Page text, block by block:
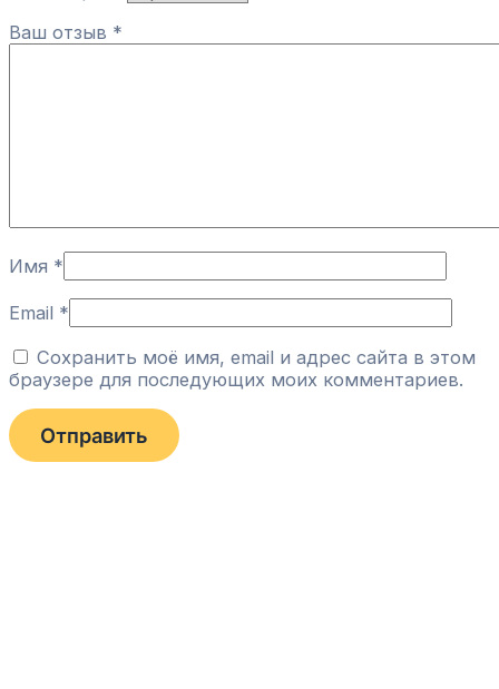
Ваш отзыв *
Имя *
Email *
Сохранить моё имя, email и адрес сайта в этом
браузере для последующих моих комментариев.